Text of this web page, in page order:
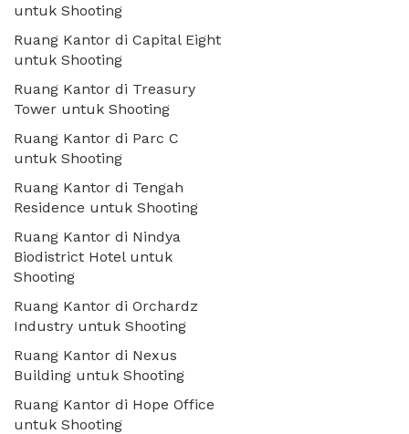
untuk Shooting
Ruang Kantor di Capital Eight
untuk Shooting
Ruang Kantor di Treasury
Tower untuk Shooting
Ruang Kantor di Parc C
untuk Shooting
Ruang Kantor di Tengah
Residence untuk Shooting
Ruang Kantor di Nindya
Biodistrict Hotel untuk
Shooting
Ruang Kantor di Orchardz
Industry untuk Shooting
Ruang Kantor di Nexus
Building untuk Shooting
Ruang Kantor di Hope Office
untuk Shooting